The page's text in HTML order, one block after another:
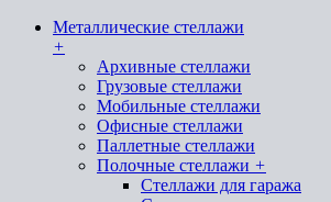
Металлические стеллажи
+
Архивные стеллажи
Грузовые стеллажи
Мобильные стеллажи
Офисные стеллажи
Паллетные стеллажи
Полочные стеллажи +
Стеллажи для гаража